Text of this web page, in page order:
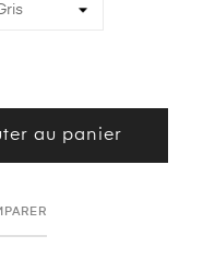
au panier